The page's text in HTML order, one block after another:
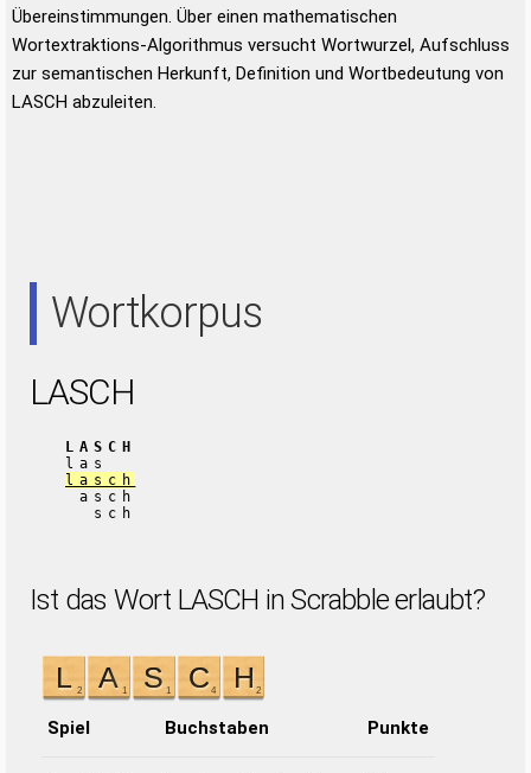
Übereinstimmungen. Über einen mathematischen
Wortextraktions-Algorithmus versucht Wortwurzel, Aufschluss
zur semantischen Herkunft, Definition und Wortbedeutung von
LASCH abzuleiten.
Wortkorpus
LASCH
LASCH
las
lasch
asch
sch
Ist das Wort LASCH in Scrabble erlaubt?
Spiel Buchstaben Punkte